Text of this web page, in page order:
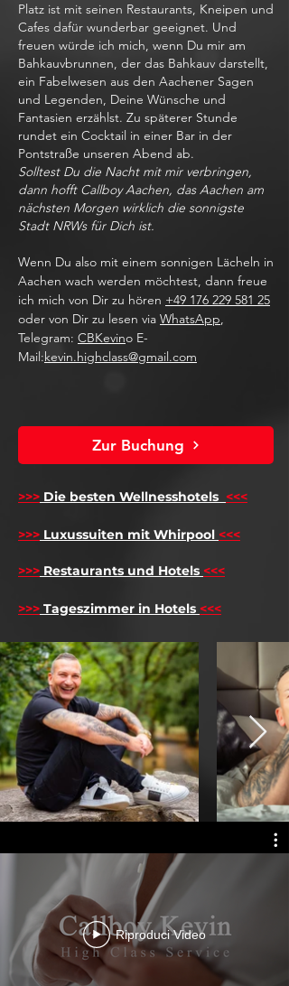
Platz ist mit seinen Restaurants, Kneipen und
Cafes dafür wunderbar geeignet. Und
freuen würde ich mich, wenn Du mir am
Bahkauvbrunnen, der das Bahkauv darstellt,
ein Fabelwesen aus den Aachener Sagen
und Legenden, Deine Wünsche und
Fantasien erzählst. Zu späterer Stunde
rundet ein Cocktail in einer Bar in der
Pontstraße unseren Abend ab.
Solltest Du die Nacht mit mir verbringen,
dann hofft Callboy Aachen, das Aachen am
nächsten Morgen wirklich die sonnigste
Stadt NRWs für Dich ist.
Wenn Du also mit einem sonnigen Lächeln in
Aachen wach werden möchtest, dann freue
ich mich von Dir zu hören +49 176 229 581 25
oder von Dir zu lesen via WhatsApp,
Telegram: CBKevino E-
Mail:kevin.highclass@gmail.com
Zur Buchung
>>> Die besten Wellnesshotels <<<
>>> Luxussuiten mit Whirpool <<<
>>> Restaurants und Hotels <<<
>>> Tageszimmer in Hotels <<<
Riproduci Video